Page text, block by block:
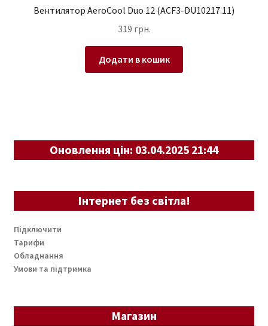
Вентилятор AeroCool Duo 12 (ACF3-DU10217.11)
319 грн.
Додати в кошик
Оновлення цін: 03.04.2025 21:44
Інтернет без світла!
Підключити
Тарифи
Обладнання
Умови та підтримка
Магазин